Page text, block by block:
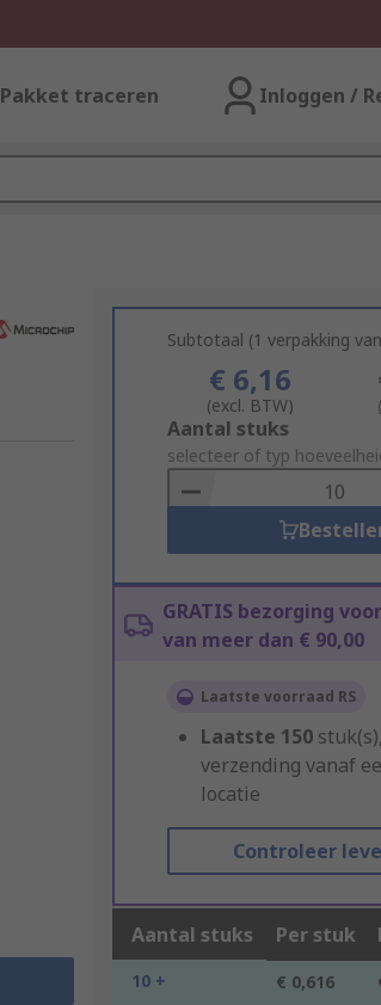
Pakket traceren Inloggen /
Subtotaal (1 verpakking
€ 6,16
(excl. BTW)
Add
to
Basket
Aantal stuks
selecteer of typ
GRATIS bezorging
van meer dan € 90,00
Laatste voorraad RS
Laatste 150
verzending vanaf
locatie
Controleer
Aantal stuks Per stuk
10 + € 0,616